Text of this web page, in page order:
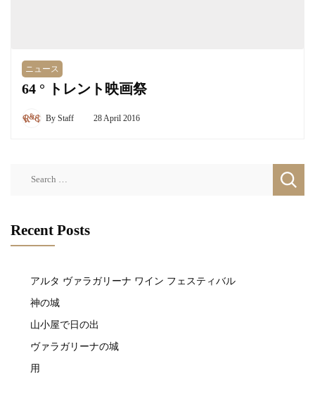
ニュース
64 ° トレント映画祭
By Staff 28 April 2016
Recent Posts
アルタ ヴァラガリーナ ワイン フェスティバル
神の城
山小屋で日の出
ヴァラガリーナの城
用